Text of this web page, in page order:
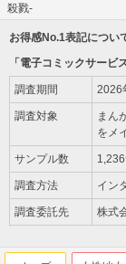
殺戮-
お得感No.1表記につい
「電子コミックサービ
調査期間 2026
調査対象
まん
をメ
サンプル数
調査方法 イン
調査委託先 株式